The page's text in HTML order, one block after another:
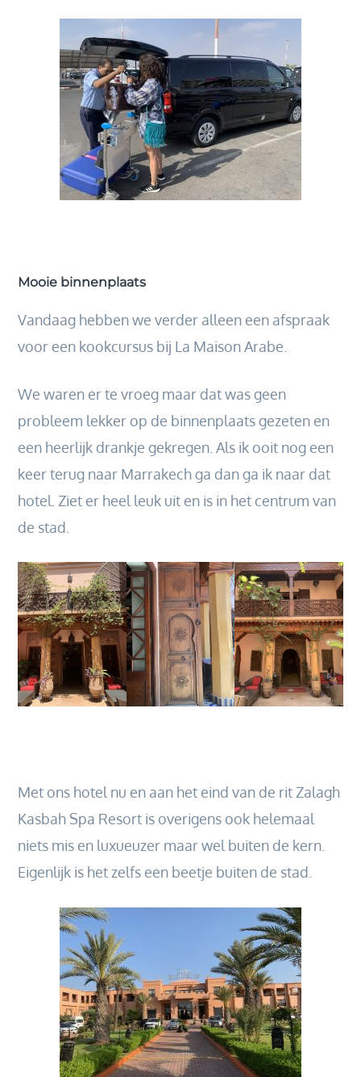
Mooie binnenplaats
Vandaag hebben we verder alleen een afspraak
voor een kookcursus bij La Maison Arabe.
We waren er te vroeg maar dat was geen
probleem lekker op de binnenplaats gezeten en
een heerlijk drankje gekregen. Als ik ooit nog een
keer terug naar Marrakech ga dan ga ik naar dat
hotel. Ziet er heel leuk uit en is in het centrum van
de stad.
Met ons hotel nu en aan het eind van de rit Zalagh
Kasbah Spa Resort is overigens ook helemaal
niets mis en luxueuzer maar wel buiten de kern.
Eigenlijk is het zelfs een beetje buiten de stad.